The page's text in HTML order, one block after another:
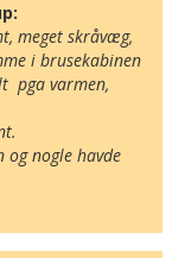
meget skråvæg,
i brusekabinen
pga varmen,
og nogle havde